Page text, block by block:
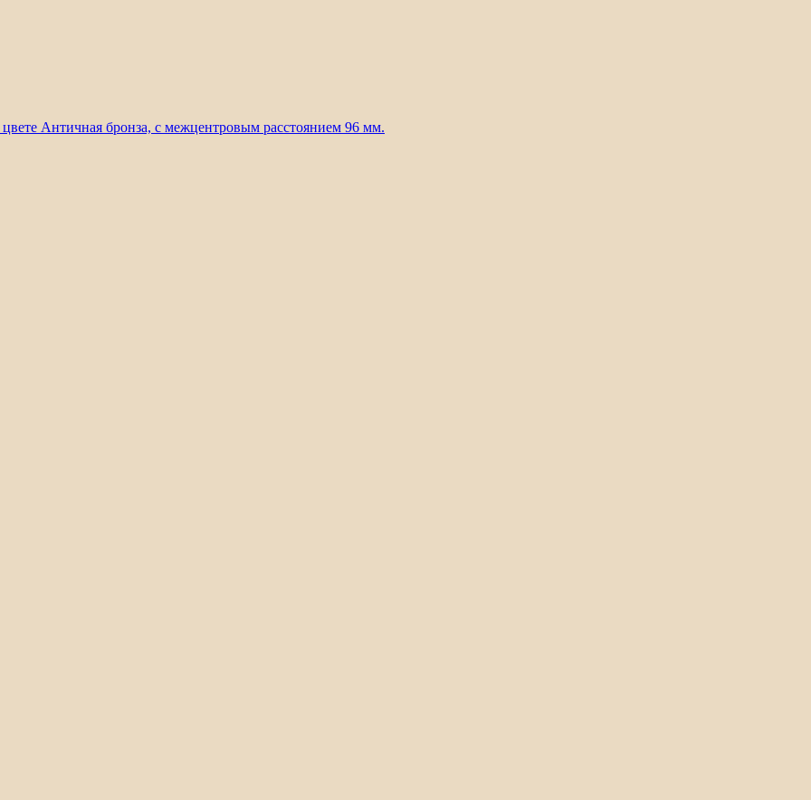
Античная бронза, с межцентровым расстоянием 96 мм.